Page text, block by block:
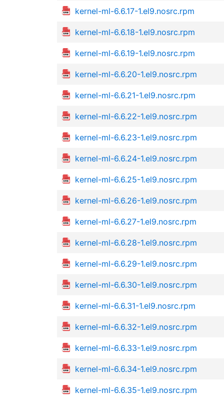
kernel-ml-6.6.17-1.el9.nosrc.rpm
kernel-ml-6.6.18-1.el9.nosrc.rpm
kernel-ml-6.6.19-1.el9.nosrc.rpm
kernel-ml-6.6.20-1.el9.nosrc.rpm
kernel-ml-6.6.21-1.el9.nosrc.rpm
kernel-ml-6.6.22-1.el9.nosrc.rpm
kernel-ml-6.6.23-1.el9.nosrc.rpm
kernel-ml-6.6.24-1.el9.nosrc.rpm
kernel-ml-6.6.25-1.el9.nosrc.rpm
kernel-ml-6.6.26-1.el9.nosrc.rpm
kernel-ml-6.6.27-1.el9.nosrc.rpm
kernel-ml-6.6.28-1.el9.nosrc.rpm
kernel-ml-6.6.29-1.el9.nosrc.rpm
kernel-ml-6.6.30-1.el9.nosrc.rpm
kernel-ml-6.6.31-1.el9.nosrc.rpm
kernel-ml-6.6.32-1.el9.nosrc.rpm
kernel-ml-6.6.33-1.el9.nosrc.rpm
kernel-ml-6.6.34-1.el9.nosrc.rpm
kernel-ml-6.6.35-1.el9.nosrc.rpm